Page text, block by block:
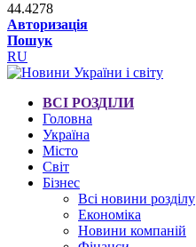
44.4278
Авторизація
Пошук
RU
ВСІ РОЗДІЛИ
Головна
Україна
Місто
Світ
Бізнес
Всі новини розділу
Економіка
Новини компаній